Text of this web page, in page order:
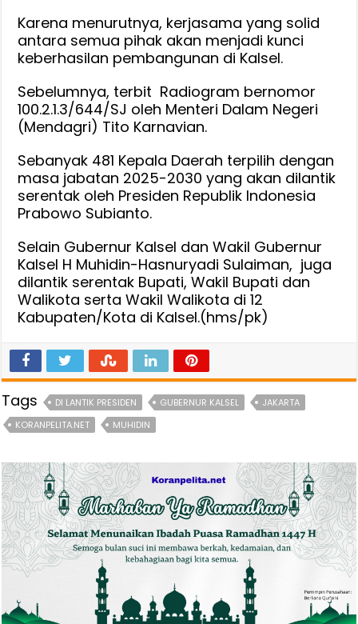
Karena menurutnya, kerjasama yang solid
antara semua pihak akan menjadi kunci
keberhasilan pembangunan di Kalsel.
Sebelumnya, terbit Radiogram bernomor
100.2.1.3/644/SJ oleh Menteri Dalam Negeri
(Mendagri) Tito Karnavian.
Sebanyak 481 Kepala Daerah terpilih dengan
masa jabatan 2025-2030 yang akan dilantik
serentak oleh Presiden Republik Indonesia
Prabowo Subianto.
Selain Gubernur Kalsel dan Wakil Gubernur
Kalsel H Muhidin-Hasnuryadi Sulaiman, juga
dilantik serentak Bupati, Wakil Bupati dan
Walikota serta Wakil Walikota di 12
Kabupaten/Kota di Kalsel.(hms/pk)
Tags DI LANTIK PRESIDEN GUBERNUR KALSEL
JAKARTA
KORANPELITA.NET
MUHIDIN